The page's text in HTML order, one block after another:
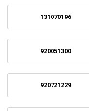
131070196
920051300
920721229